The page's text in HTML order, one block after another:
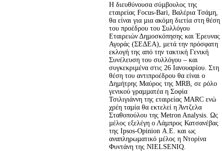
Η διευθύνουσα σύµβουλος της
εταιρείας Focus-Bari, Βαλέρια Τσάµη,
θα είναι για µια ακόµη διετία στη θέση
του προέδρου του Συλλόγου
Εταιρειών Δηµοσκόπησης και Έρευνας
Αγοράς (ΣΕΔΕΑ), µετά την πρόσφατη
εκλογή της από την τακτική Γενική
Συνέλευση του συλλόγου – και
συγκεκριµένα στις 26 Ιανουαρίου. Στη
θέση του αντιπροέδρου θα είναι ο
Δηµήτρης Μαύρος της MRB, σε ρόλο
γενικού γραµµατέα η Σοφία
Τσιλιγιάννη της εταιρείας MARC ενώ
χρέη ταµία θα εκτελεί η Άντζελα
Σταθοπούλου της Metron Analysis. Ως
µέλος εξελέγη ο Λάµπρος Κατσανέβας
της Ipsos-Opinion Α.Ε. και ως
αναπληρωµατικό µέλος η Ντορίνα
Φυντάνη της NIELSENIQ.